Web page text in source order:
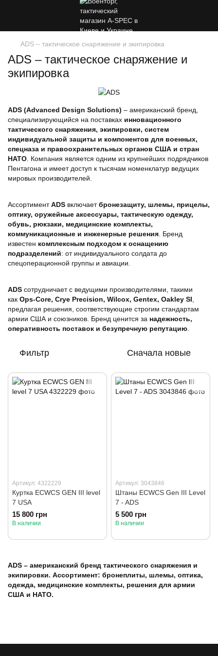
ADS – тактическое снаряжение и экипировка
ADS – тактическое снаряжение и
экипировка
ADS (Advanced Design Solutions) – американский бренд,
специализирующийся на поставках инновационного
тактического снаряжения, экипировки, систем
индивидуальной защиты и компонентов для военных,
спецназа и правоохранительных органов США и стран
НАТО. Компания является одним из крупнейших подрядчиков
Пентагона и имеет доступ к тысячам номенклатур ведущих
мировых производителей.
АссортиментADS включаетбронезащиту, шлемы, прицелы,
оптику, оружейные аксессуары, тактическую одежду,
обувь, рюкзаки, медицинские комплекты,
коммуникационные и инженерные решения. Бренд
известен комплексным подходом к оснащению
подразделений: от индивидуального солдата до
спецоперационной группы и авиации.
ADS сотрудничает с ведущими производителями, такими
как Ops-Core, Crye Precision, Wilcox, Gentex, Oakley SI,
предлагая решения, соответствующие строгим стандартам
армии США и союзников. Бренд ценится за надежность,
оперативность поставок и безупречную репутацию.
Фильтр Сначала новые
Артикул: 4322229
Куртка ECWCS GEN III level
7 USA
15 800 грн
В наличии
Артикул: 3043846
Штаны ECWCS Gen III Level
7 - ADS
5 500 грн
В наличии
ADS – американский бренд тактического снаряжения и
экипировки. Ассортимент: бронеплиты, шлемы, оптика,
одежда, медицинские комплекты, решения для армии
США и НАТО.